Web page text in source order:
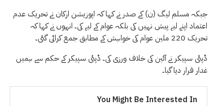
جبکہ مسلم لیگ (ن) کے صدر نے کہا کہ اپوزیشن ارکان نے تحریک عدم
اعتماد اپنے لیے پیش نہیں کی بلکہ عوام کے لیے کی۔ انہوں نے کہا کہ
تحریک 220 ملین عوام کی خواہش کے مطابق جمع کرائی گئی۔
ڈپٹی سپیکر نے آئین کی خلاف ورزی کی۔ ڈپٹی سپیکر کے حکم سے ہمیں
غدار قرار دیا گیا۔
You Might Be Interested In